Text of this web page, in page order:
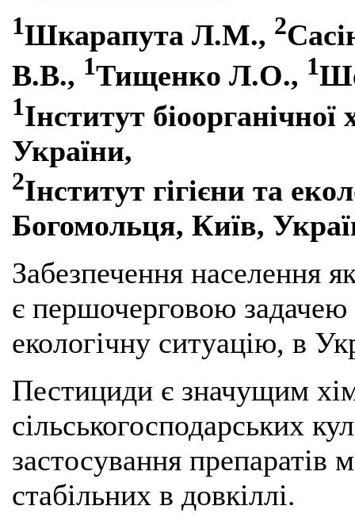
1Шкарапута Л.М., 2
В.В., 1Тищенко Л.О., 1
1Інститут
України,
2Інститут гігієни та
Богомольця, Київ,
Забезпечення населення
є першочерговою задачею
екологічну ситуацію, в
Пестициди є значущим
сільськогосподарських
застосування препаратів
стабільних в довкіллі.